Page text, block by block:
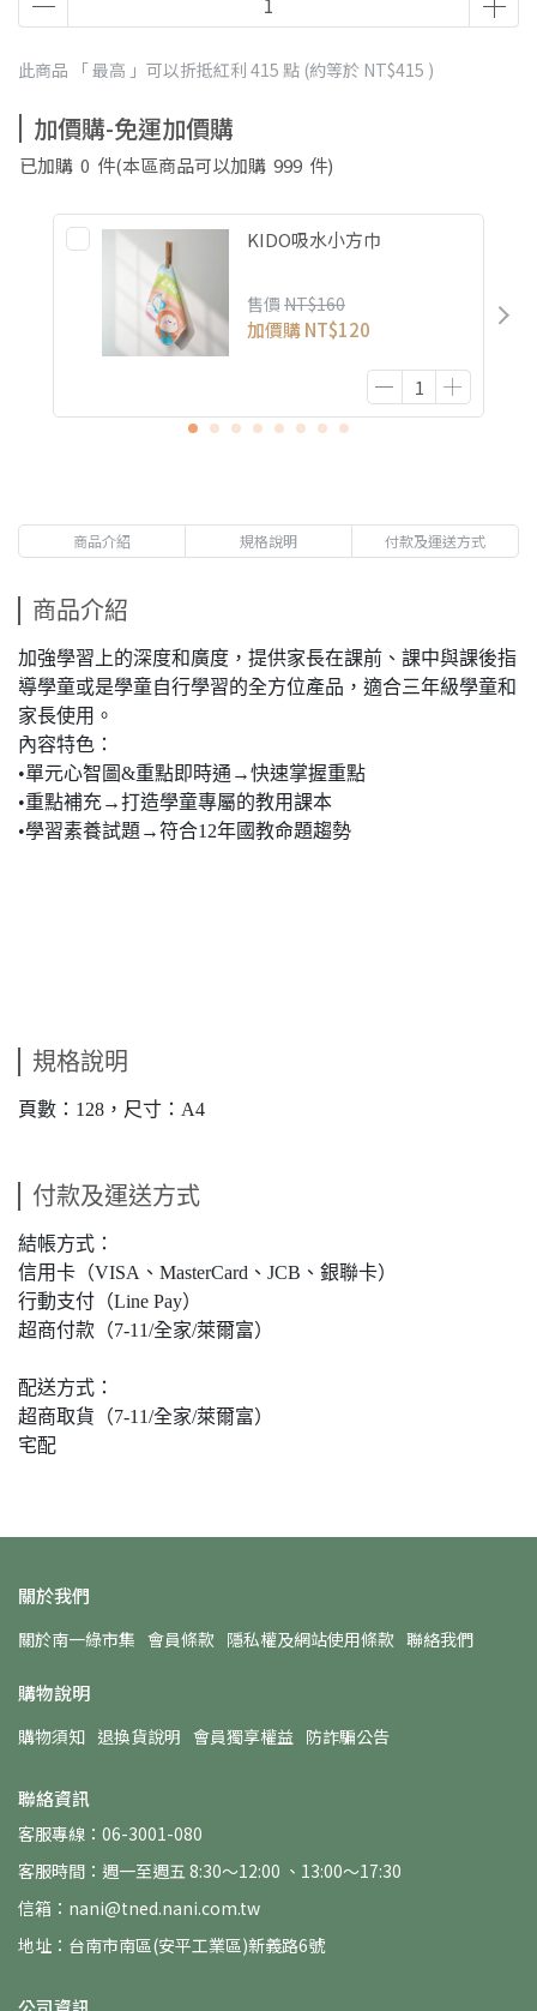
此商品 「 最高 」可以折抵紅利 415 點 (約等於 NT$415 )
加價購-免運加價購
已加購 0 件(本區商品可以加購 999 件)
KIDO吸水小方巾
售價 NT$160
加價購NT$120
商品介紹 規格說明 付款及運送方式
商品介紹
加強學習上的深度和廣度，提供家長在課前、課中與課後指
導學童或是學童自行學習的全方位產品，適合三年級學童和
家長使用。
內容特色：
•單元心智圖&重點即時通→快速掌握重點
•重點補充→打造學童專屬的教用課本
•學習素養試題→符合12年國教命題趨勢
規格說明
頁數：128，尺寸：A4
付款及運送方式
結帳方式：
信用卡（VISA、MasterCard、JCB、銀聯卡）
行動支付（Line Pay）
超商付款（7-11/全家/萊爾富）
配送方式：
超商取貨（7-11/全家/萊爾富）
宅配
關於我們
關於南一綠市集 會員條款 隱私權及網站使用條款 聯絡我們
購物說明
購物須知 退換貨說明 會員獨享權益 防詐騙公告
聯絡資訊
客服專線：06-3001-080
客服時間：週一至週五 8:30～12:00 、13:00～17:30
信箱：nani@tned.nani.com.tw
地址：台南市南區(安平工業區)新義路6號